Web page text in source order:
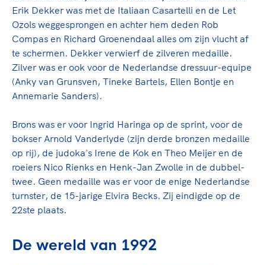
Erik Dekker was met de Italiaan Casartelli en de Let
Ozols weggesprongen en achter hem deden Rob
Compas en Richard Groenendaal alles om zijn vlucht af
te schermen. Dekker verwierf de zilveren medaille.
Zilver was er ook voor de Nederlandse dressuur-equipe
(Anky van Grunsven, Tineke Bartels, Ellen Bontje en
Annemarie Sanders).
Brons was er voor Ingrid Haringa op de sprint, voor de
bokser Arnold Vanderlyde (zijn derde bronzen medaille
op rij), de judoka's Irene de Kok en Theo Meijer en de
roeiers Nico Rienks en Henk-Jan Zwolle in de dubbel-
twee. Geen medaille was er voor de enige Nederlandse
turnster, de 15-jarige Elvira Becks. Zij eindigde op de
22ste plaats.
De wereld van 1992